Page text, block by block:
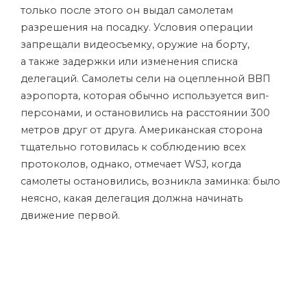
только после этого он выдал самолетам
разрешения на посадку. Условия операции
запрещали видеосъемку, оружие на борту,
а также задержки или изменения списка
делегаций. Самолеты сели на оцепленной ВВП
аэропорта, которая обычно используется вип-
персонами, и остановились на расстоянии 300
метров друг от друга. Американская сторона
тщательно готовилась к соблюдению всех
протоколов, однако, отмечает WSJ, когда
самолеты остановились, возникла заминка: было
неясно, какая делегация должна начинать
движение первой.